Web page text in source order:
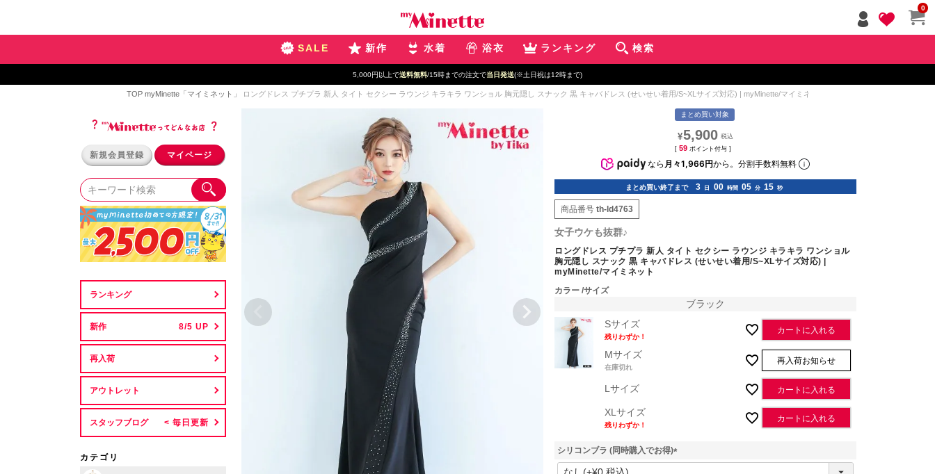
0
SALE 新作 水着 浴衣 ランキング 検索
5,000円以上で送料無料/15時までの注文で当日発送(※土日祝は12時まで)
TOP myMinette「マイミネット」 ロングドレス プチプラ 新人 タイト セクシー ラウンジ キラキラ ワンショル 胸元隠し スナック 黒 キャバドレス (せいせい着用/S~XLサイズ対応) | myMinette/マイミネット
新規会員登録 マイページ
ランキング
新作
再入荷
アウトレット
スタッフブログ
カテゴリ
まとめ買い対象
¥5,900
[ 59 ポイント付与 ]
なら 月々1,966円から。分割手数料無料
まとめ買い終了まで 3 日 00 時間 05 分 14 秒
商品番号 th-ld4763
女子ウケも抜群♪
ロングドレス プチプラ 新人 タイト セクシー ラウンジ キラキラ ワンショル
胸元隠し スナック 黒 キャバドレス (せいせい着用/S~XLサイズ対応) |
myMinette/マイミネット
カラー サイズ
ブラック
Sサイズ
残りわずか！
カートに入れる
Mサイズ
在庫切れ
再入荷お知らせ
Lサイズ カートに入れる
XLサイズ
残りわずか！
カートに入れる
シリコンブラ (同時購入でお得)
(
ジト
ップ